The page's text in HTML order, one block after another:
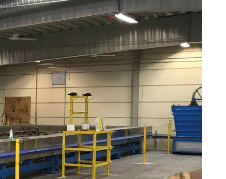
Skumplast och isolering
Trä – Fabricerade
trämaterial
Om WJS
Eventkalender
Bli representant
Spare Parts Login
Kontakta oss